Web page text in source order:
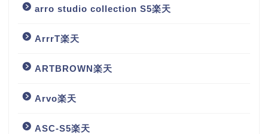
arro studio collection S5楽天
ArrrT楽天
ARTBROWN楽天
Arvo楽天
ASC-S5楽天